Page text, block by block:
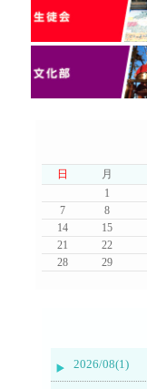
日 月
1
7
8
14
15
21
22
28
29
2026/08(1)